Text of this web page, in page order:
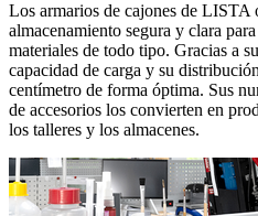
Los armarios de cajones de LISTA
almacenamiento segura y clara
materiales de todo tipo. Gracias a
capacidad de carga y su
centímetro de forma óptima. Sus
de accesorios los convierten en
los talleres y los almacenes.